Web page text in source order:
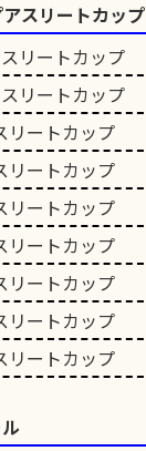
スリートカップ
リートカップ
リートカップ
リートカップ
リートカップ
リートカップ
リートカップ
リートカップ
リートカップ
リートカップ